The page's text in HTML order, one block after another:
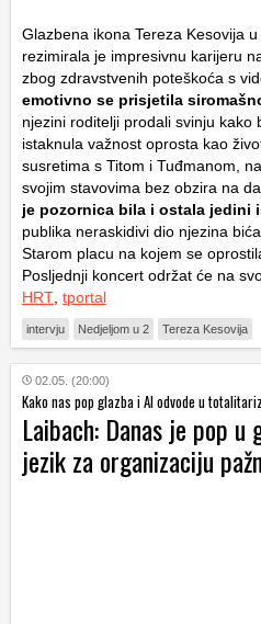
Glazbena ikona Tereza Kesovija
rezimirala je impresivnu karijeru
zbog zdravstvenih poteškoća s
emotivno se prisjetila
njezini roditelji prodali svinju kako
istaknula važnost oprosta kao
susretima s Titom i Tuđmanom,
svojim stavovima bez obzira na
je pozornica bila i ostala jedini
publika neraskidivi dio njezina
Starom placu na kojem se
Posljednji koncert održat će na
HRT tportal
intervju Nedjeljom u 2 Tereza Kesovija
02.05. (20:00)
Kako nas pop glazba i AI odvode u
Laibach: Danas je pop
jezik za organizaciju